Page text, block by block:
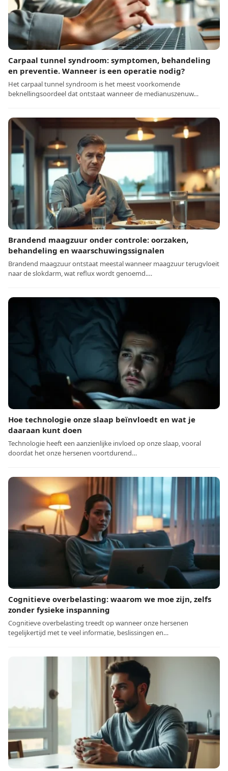
Carpaal tunnel syndroom: symptomen, behandeling
en preventie. Wanneer is een operatie nodig?
Het carpaal tunnel syndroom is het meest voorkomende
beknellingsoordeel dat ontstaat wanneer de medianuszenuw…
Brandend maagzuur onder controle: oorzaken,
behandeling en waarschuwingssignalen
Brandend maagzuur ontstaat meestal wanneer maagzuur terugvloeit
naar de slokdarm, wat reflux wordt genoemd.…
Hoe technologie onze slaap beïnvloedt en wat je
daaraan kunt doen
Technologie heeft een aanzienlijke invloed op onze slaap, vooral
doordat het onze hersenen voortdurend…
Cognitieve overbelasting: waarom we moe zijn, zelfs
zonder fysieke inspanning
Cognitieve overbelasting treedt op wanneer onze hersenen
tegelijkertijd met te veel informatie, beslissingen en…